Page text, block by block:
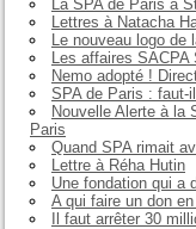
La SPA de Paris à
Lettres à Natacha
Le nouveau logo de
Les affaires SACPA
Nemo adopté !
SPA de Paris : faut-
Nouvelle Alerte à la
Paris
Quand SPA rimait
Lettre à Réha Hutin
Une fondation qui a
A qui faire un don
Il faut arrêter 30